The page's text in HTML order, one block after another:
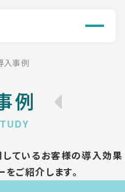
入事例
例
ているお客様の導入効果
ご紹介します。